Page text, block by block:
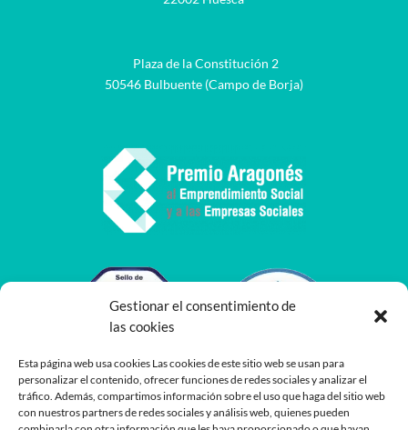
Gestionar el consentimiento de
las cookies
Esta página web usa cookies Las cookies de este sitio web se usan para
personalizar el contenido, ofrecer funciones de redes sociales y analizar el
tráfico. Además, compartimos información sobre el uso que haga del sitio web
con nuestros partners de redes sociales y análisis web, quienes pueden
Plaza de la Constitución 2
50546 Bulbuente (Campo de Borja)